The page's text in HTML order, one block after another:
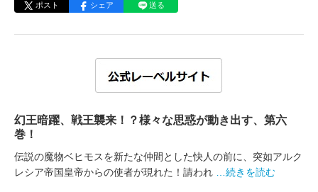
ポスト シェア 送る
幻王暗躍、戦王襲来！？様々な思惑が動き出す、第六
巻！
伝説の魔物ベヒモスを新たな仲間とした快人の前に、突如アルク
レシア帝国皇帝からの使者が現れた！請われ
…続きを読む